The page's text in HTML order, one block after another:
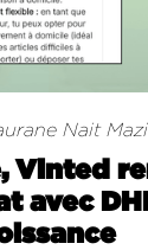
Nait Mazi
Vinted
avec